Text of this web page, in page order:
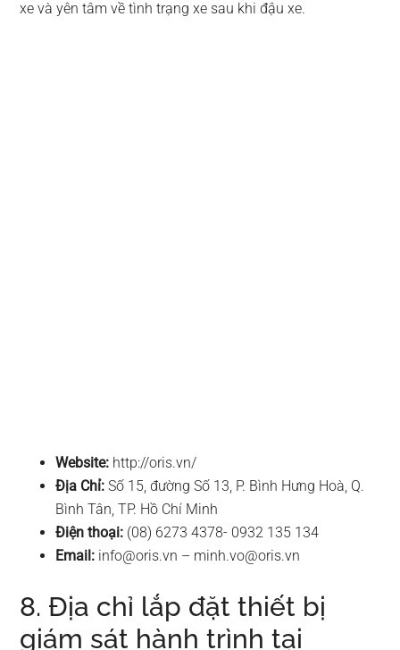
xe và yên tâm về tình trạng xe sau khi đậu xe.
Website: http://oris.vn/
Địa Chỉ:Số 15, đường Số 13, P. Bình Hưng Hoà, Q.
Bình Tân, TP. Hồ Chí Minh
Điện thoại: (08) 6273 4378- 0932 135 134
Email: info@oris.vn – minh.vo@oris.vn
8. Địa chỉ lắp đặt thiết bị
giám sát hành trình tại